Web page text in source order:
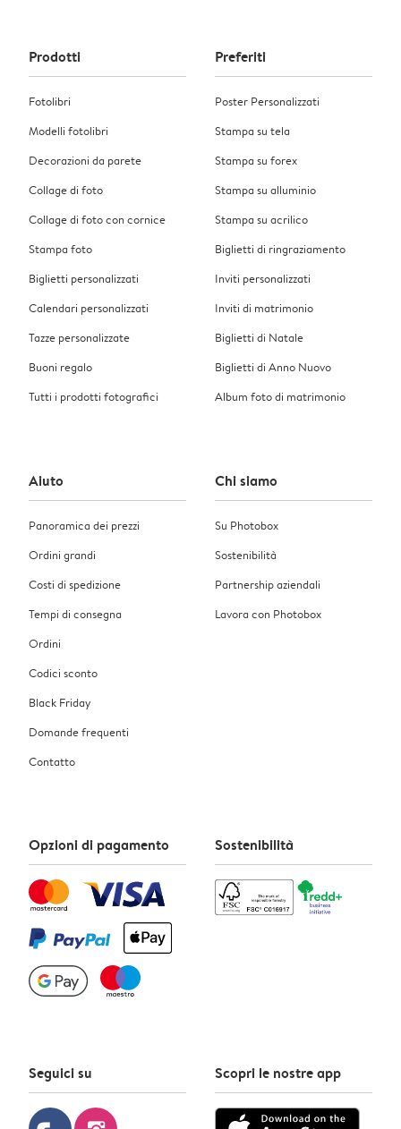
Prodotti
Fotolibri
Modelli fotolibri
Decorazioni da parete
Collage di foto
Collage di foto con cornice
Stampa foto
Biglietti personalizzati
Calendari personalizzati
Tazze personalizzate
Buoni regalo
Tutti i prodotti fotografici
Preferiti
Poster Personalizzati
Stampa su tela
Stampa su forex
Stampa su alluminio
Stampa su acrilico
Biglietti di ringraziamento
Inviti personalizzati
Inviti di matrimonio
Biglietti di Natale
Biglietti di Anno Nuovo
Album foto di matrimonio
Aiuto
Panoramica dei prezzi
Ordini grandi
Costi di spedizione
Tempi di consegna
Ordini
Codici sconto
Black Friday
Domande frequenti
Contatto
Chi siamo
Su Photobox
Sostenibilità
Partnership aziendali
Lavora con Photobox
Opzioni di pagamento Sostenibilità
Seguici su Scopri le nostre app